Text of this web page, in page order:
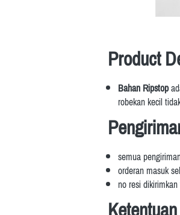
Product
Bahan Ripstop
robekan kecil
semua
orderan masuk
no resi